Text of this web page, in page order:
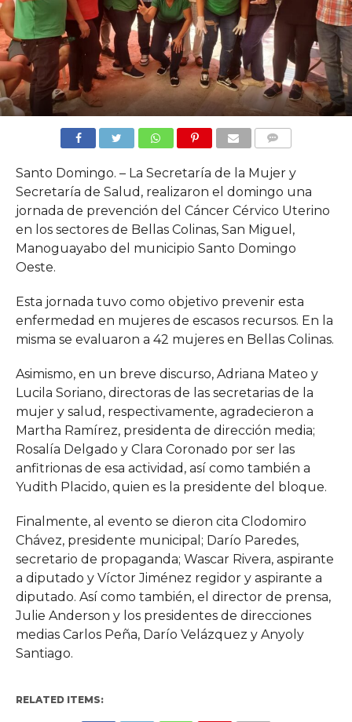
Santo Domingo. – La Secretaría de la Mujer y
Secretaría de Salud, realizaron el domingo una
jornada de prevención del Cáncer Cérvico Uterino
en los sectores de Bellas Colinas, San Miguel,
Manoguayabo del municipio Santo Domingo
Oeste.
Esta jornada tuvo como objetivo prevenir esta
enfermedad en mujeres de escasos recursos. En la
misma se evaluaron a 42 mujeres en Bellas Colinas.
Asimismo, en un breve discurso, Adriana Mateo y
Lucila Soriano, directoras de las secretarias de la
mujer y salud, respectivamente, agradecieron a
Martha Ramírez, presidenta de dirección media;
Rosalía Delgado y Clara Coronado por ser las
anfitrionas de esa actividad, así como también a
Yudith Placido, quien es la presidente del bloque.
Finalmente, al evento se dieron cita Clodomiro
Chávez, presidente municipal; Darío Paredes,
secretario de propaganda; Wascar Rivera, aspirante
a diputado y Víctor Jiménez regidor y aspirante a
diputado. Así como también, el director de prensa,
Julie Anderson y los presidentes de direcciones
medias Carlos Peña, Darío Velázquez y Anyoly
Santiago.
RELATED ITEMS: